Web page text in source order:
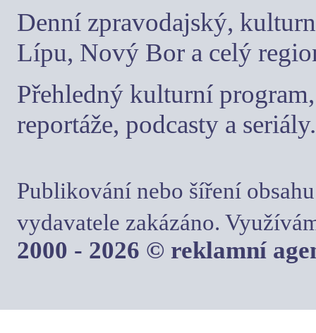
Denní zpravodajský,
Lípu, Nový Bor a celý
Přehledný kulturní
reportáže, podcasty a seriály.
Publikování nebo šíření
vydavatele zakázáno.
2000 - 2026 © reklamní